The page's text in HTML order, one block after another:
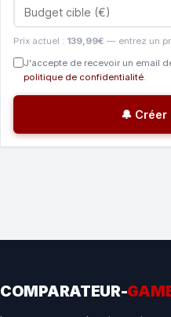
Prix actuel : 139,99€ — entrez un
J'accepte de recevoir un email
politique de confidentialité.
🔔
COMPARATEUR-